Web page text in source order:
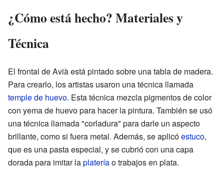
¿Cómo está hecho? Materiales y
Técnica
El frontal de Avià está pintado sobre una tabla de madera.
Para crearlo, los artistas usaron una técnica llamada
temple de huevo. Esta técnica mezcla pigmentos de color
con yema de huevo para hacer la pintura. También se usó
una técnica llamada "corladura" para darle un aspecto
brillante, como si fuera metal. Además, se aplicóestuco,
que es una pasta especial, y se cubrió con una capa
dorada para imitar laplateríao trabajos en plata.